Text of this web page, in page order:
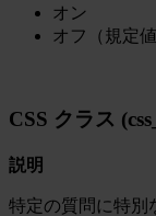
オン
オフ（規定値
CSS クラス
説明
特定の質問に特別